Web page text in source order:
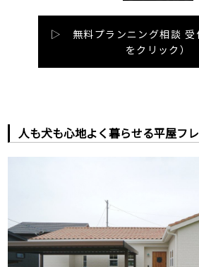
▷ 無料プランニング相談 受
をクリック）
人も犬も心地よく暮らせる平屋フ